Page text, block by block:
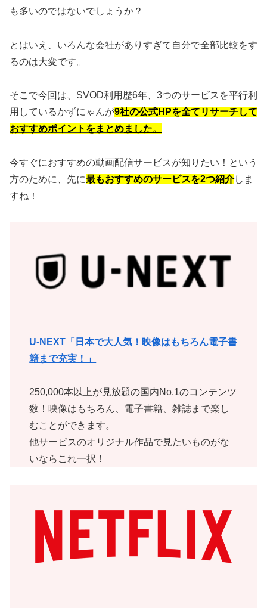
も多いのではないでしょうか？
とはいえ、いろんな会社がありすぎて自分で全部比較をす
るのは大変です。
そこで今回は、SVOD利用歴6年、3つのサービスを平行利
用しているかずにゃんが9社の公式HPを全てリサーチして
おすすめポイントをまとめました。
今すぐにおすすめの動画配信サービスが知りたい！という
方のために、先に最もおすすめのサービスを2つ紹介しま
すね！
U-NEXT「日本で大人気！映像はもちろん電子書
籍まで充実！」
250,000本以上が見放題の国内No.1のコンテンツ
数！映像はもちろん、電子書籍、雑誌まで楽し
むことができます。
他サービスのオリジナル作品で見たいものがな
いならこれ一択！